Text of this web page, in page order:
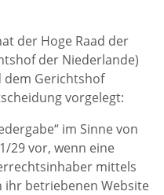
der Hoge Raad der
der Niederlande)
dem Gerichtshof
vorgelegt:
im Sinne von
29 vor, wenn eine
mittels
ihr betriebenen Website